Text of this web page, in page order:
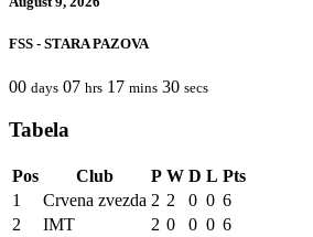
FSS - STARA PAZOVA
00 days 07 hrs 17 mins 30 secs
Tabela
Pos Club P W D L Pts
1
Crvena zvezda 2 2 0 0 6
2
IMT 2 0 0 0 6